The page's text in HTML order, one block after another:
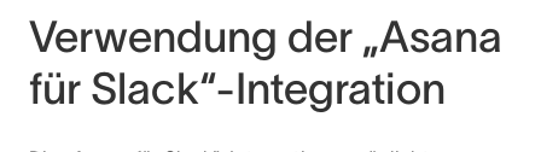
Verwendung der „Asana
für Slack“-Integration